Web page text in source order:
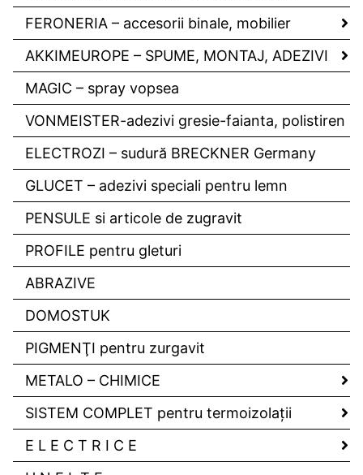
FERONERIA – accesorii binale, mobilier
AKKIMEUROPE – SPUME, MONTAJ, ADEZIVI
MAGIC – spray vopsea
VONMEISTER-adezivi gresie-faianta, polistiren
ELECTROZI – sudură BRECKNER Germany
GLUCET – adezivi speciali pentru lemn
PENSULE si articole de zugravit
PROFILE pentru gleturi
ABRAZIVE
DOMOSTUK
PIGMENŢI pentru zurgavit
METALO – CHIMICE
SISTEM COMPLET pentru termoizolaţii
E L E C T R I C E